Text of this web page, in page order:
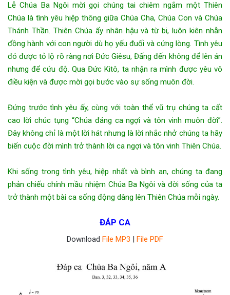
Lễ Chúa Ba Ngôi mời gọi chúng tai chiêm ngắm một Thiên
Chúa là tình yêu hiệp thông giữa Chúa Cha, Chúa Con và Chúa
Thánh Thần. Thiên Chúa ấy nhân hậu và từ bi, luôn kiên nhẫn
đồng hành với con người dù họ yếu đuối và cứng lòng. Tình yêu
đó được tỏ lộ rõ ràng nơi Đức Giêsu, Đấng đến không để lên án
nhưng để cứu độ. Qua Đức Kitô, ta nhận ra mình được yêu vô
điều kiện và được mời gọi bước vào sự sống muôn đời.
Đứng trước tình yêu ấy, cùng với toàn thể vũ trụ chúng ta cất
cao lời chúc tụng “Chúa đáng ca ngợi và tôn vinh muôn đời”.
Đây không chỉ là một lời hát nhưng là lời nhắc nhở chúng ta hãy
biến cuộc đời mình trở thành lời ca ngợi và tôn vinh Thiên Chúa.
Khi sống trong tình yêu, hiệp nhất và bình an, chúng ta đang
phản chiếu chính mầu nhiệm Chúa Ba Ngôi và đời sống của ta
trở thành một bài ca sống động dâng lên Thiên Chúa mỗi ngày.
ĐÁP CA
Download File MP3 | File PDF